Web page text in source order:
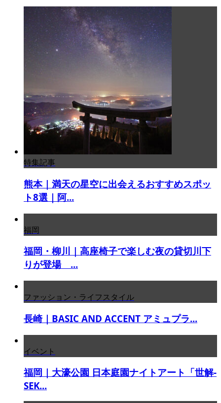
特集記事
熊本｜満天の星空に出会えるおすすめスポッ
ト8選｜阿...
福岡
福岡・柳川｜高座椅子で楽しむ夜の貸切川下
りが登場 ...
ファッション・ライフスタイル
長崎｜BASIC AND ACCENT アミュプラ...
イベント
福岡｜大濠公園 日本庭園ナイトアート「世解-
SEK...